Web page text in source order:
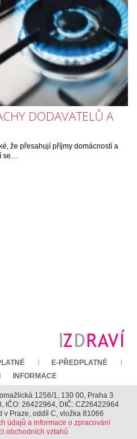
DODAVATELŮ A
že přesahují příjmy domácností a
se…
E-PŘEDPLATNÉ
INFORMACE
1256/1, 130 00, Praha 3
IČO: 26422964, DIČ: CZ26422964
v Praze, oddíl C, vložka 81066
údajů a informace o zpracování
obchodních vztahů